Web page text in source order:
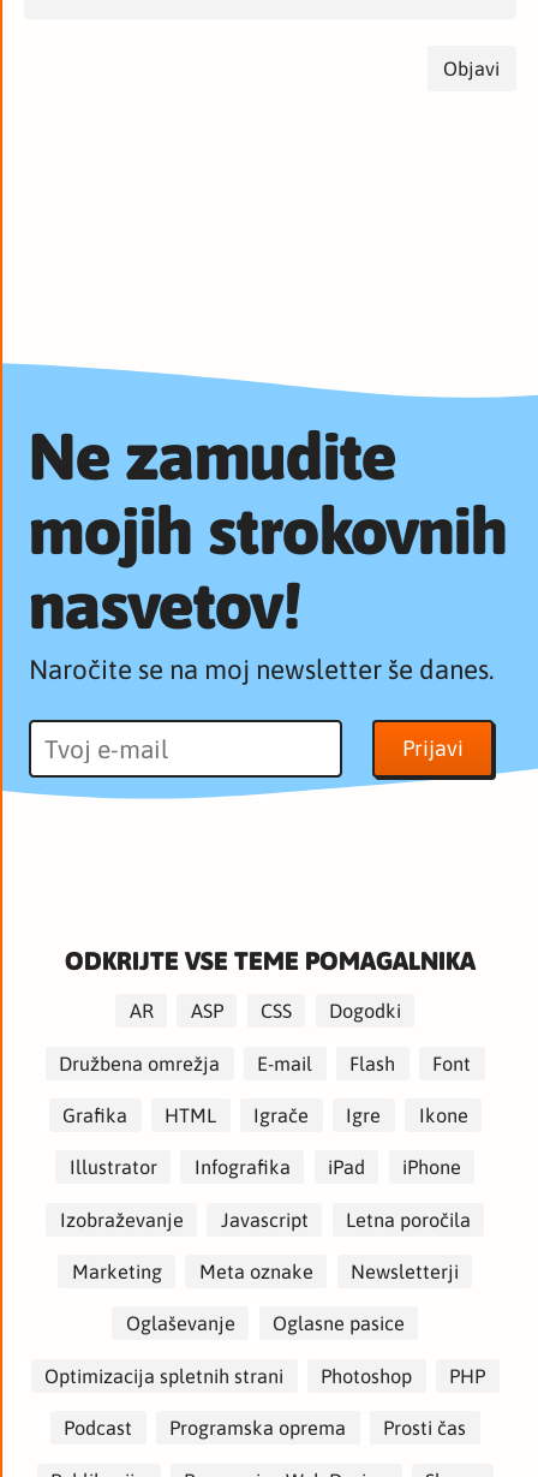
Ne zamudite
mojih strokovnih
nasvetov!
Naročite se na moj newsletter še danes.
ODKRIJTE VSE TEME POMAGALNIKA
AR ASP CSS Dogodki
Družbena omrežja E-mail Flash Font
Grafika HTML Igrače Igre Ikone
Illustrator Infografika iPad iPhone
Izobraževanje Javascript Letna poročila
Marketing Meta oznake Newsletterji
Oglaševanje Oglasne pasice
Optimizacija spletnih strani Photoshop PHP
Podcast Programska oprema Prosti čas